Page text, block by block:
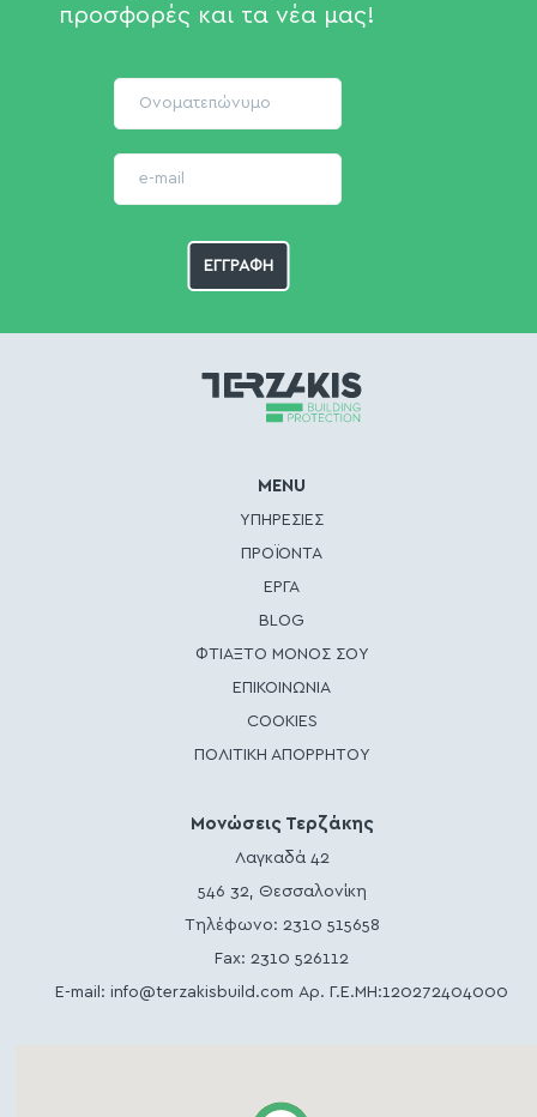
προσφορές και τα νέα μας!
MENU
ΥΠΗΡΕΣΙΕΣ
ΠΡΟΪΟΝΤΑ
ΕΡΓΑ
BLOG
ΦΤΙΑΞΤΟ ΜΟΝΟΣ ΣΟΥ
ΕΠΙΚΟΙΝΩΝΙΑ
COOKIES
ΠΟΛΙΤΙΚΗ ΑΠΟΡΡΗΤΟΥ
Μονώσεις Τερζάκης
Λαγκαδά 42
546 32, Θεσσαλονίκη
Τηλέφωνο: 2310 515658
Fax: 2310 526112
E-mail:info@terzakisbuild.com Αρ. Γ.Ε.ΜΗ:120272404000